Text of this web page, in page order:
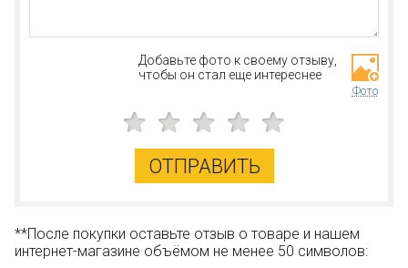
Добавьте фото к своему отзыву,
чтобы он стал еще интереснее
Фото
ОТПРАВИТЬ
**После покупки оставьте отзыв о товаре и нашем
интернет-магазине объёмом не менее 50 символов: